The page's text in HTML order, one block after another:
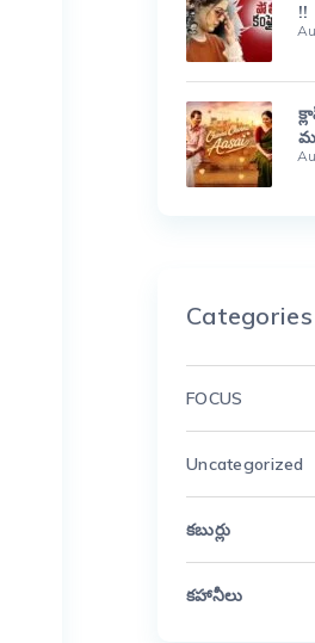
!!
Categories
FOCUS
Uncategorized
కబుర్లు
కహానీలు